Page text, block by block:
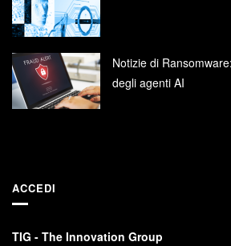
Notizie di
degli agenti AI
ACCEDI
TIG - The Innovation Group